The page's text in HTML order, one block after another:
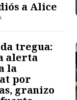
a Alice
tregua:
alerta
la
por
granizo